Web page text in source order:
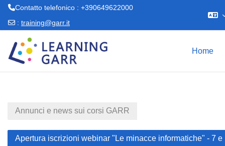
Contatto telefonico : +390649622000
: training@garr.it
Home
Annunci e news sui corsi GARR
Apertura iscrizioni webinar "Le minacce informatiche" - 7